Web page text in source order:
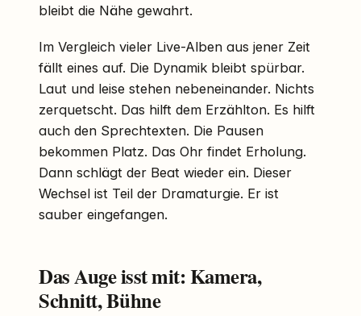
bleibt die Nähe gewahrt.
Im Vergleich vieler Live-Alben aus jener Zeit
fällt eines auf. Die Dynamik bleibt spürbar.
Laut und leise stehen nebeneinander. Nichts
zerquetscht. Das hilft dem Erzählton. Es hilft
auch den Sprechtexten. Die Pausen
bekommen Platz. Das Ohr findet Erholung.
Dann schlägt der Beat wieder ein. Dieser
Wechsel ist Teil der Dramaturgie. Er ist
sauber eingefangen.
Das Auge isst mit: Kamera,
Schnitt, Bühne